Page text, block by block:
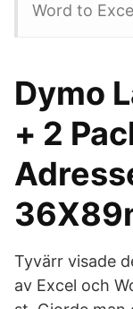
Word to
Dymo
+ 2
Tyvärr visade
av Excel och